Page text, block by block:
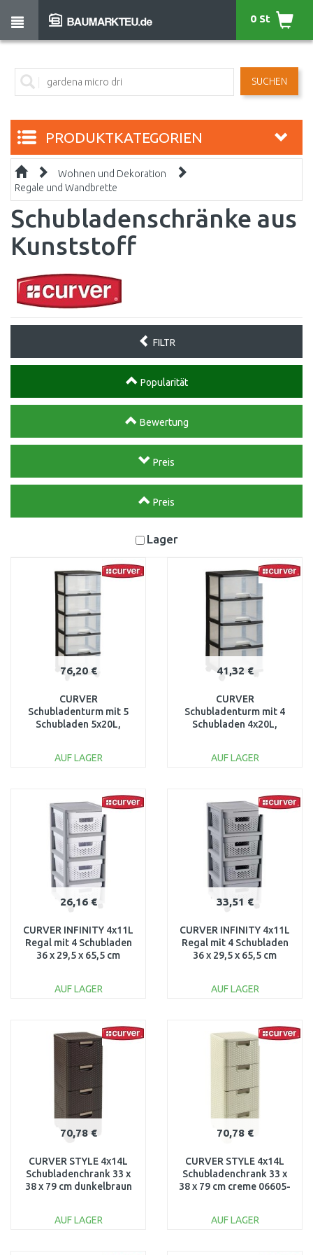
SUCHEN
0 St
PRODUKTKATEGORIEN
Wohnen und Dekoration
Regale und Wandbrette
Schubladenschränke aus
Kunststoff
FILTR
Popularität
Bewertung
Preis
Preis
Lager
76,20 €
CURVER
Schubladenturm mit 5
Schubladen 5x20L,
AUF LAGER
Vergleichen
41,32 €
CURVER
Schubladenturm mit 4
Schubladen 4x20L,
AUF LAGER
Vergleichen
26,16 €
CURVER INFINITY 4x11L
Regal mit 4 Schubladen
36 x 29,5 x 65,5 cm
AUF LAGER
Vergleichen
33,51 €
CURVER INFINITY 4x11L
Regal mit 4 Schubladen
36 x 29,5 x 65,5 cm
AUF LAGER
Vergleichen
70,78 €
CURVER STYLE 4x14L
Schubladenchrank 33 x
38 x 79 cm dunkelbraun
AUF LAGER
70,78 €
CURVER STYLE 4x14L
Schubladenchrank 33 x
38 x 79 cm creme 06605-
AUF LAGER